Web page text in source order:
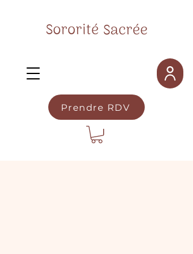
Prendre RDV